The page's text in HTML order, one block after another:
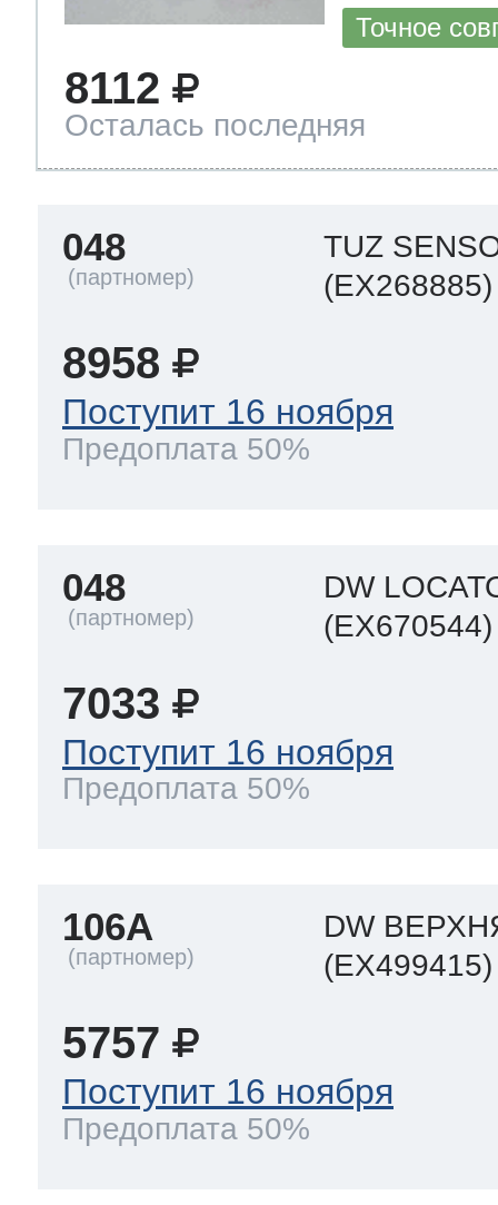
Точное
8112
Осталась последняя
048
TUZ
(EX268885)
8958
Поступит 16 ноября
Предоплата 50%
048
DW
(EX670544)
7033
Поступит 16 ноября
Предоплата 50%
106A
DW
(EX499415)
5757
Поступит 16 ноября
Предоплата 50%